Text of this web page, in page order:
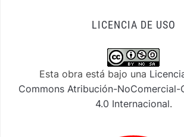
LICENCIA DE USO
Esta obra está bajo una
Commons Atribución-NoComercial-
4.0 Internacional.